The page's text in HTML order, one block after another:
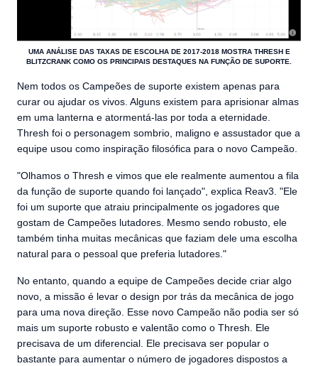
UMA ANÁLISE DAS TAXAS DE ESCOLHA DE 2017-2018 MOSTRA THRESH E
BLITZCRANK COMO OS PRINCIPAIS DESTAQUES NA FUNÇÃO DE SUPORTE.
Nem todos os Campeões de suporte existem apenas para
curar ou ajudar os vivos. Alguns existem para aprisionar almas
em uma lanterna e atormentá-las por toda a eternidade.
Thresh foi o personagem sombrio, maligno e assustador que a
equipe usou como inspiração filosófica para o novo Campeão.
"Olhamos o Thresh e vimos que ele realmente aumentou a fila
da função de suporte quando foi lançado", explica Reav3. "Ele
foi um suporte que atraiu principalmente os jogadores que
gostam de Campeões lutadores. Mesmo sendo robusto, ele
também tinha muitas mecânicas que faziam dele uma escolha
natural para o pessoal que preferia lutadores."
No entanto, quando a equipe de Campeões decide criar algo
novo, a missão é levar o design por trás da mecânica de jogo
para uma nova direção. Esse novo Campeão não podia ser só
mais um suporte robusto e valentão como o Thresh. Ele
precisava de um diferencial. Ele precisava ser popular o
bastante para aumentar o número de jogadores dispostos a